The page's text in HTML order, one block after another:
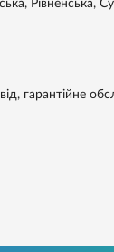
Рівненська,
гарантійне